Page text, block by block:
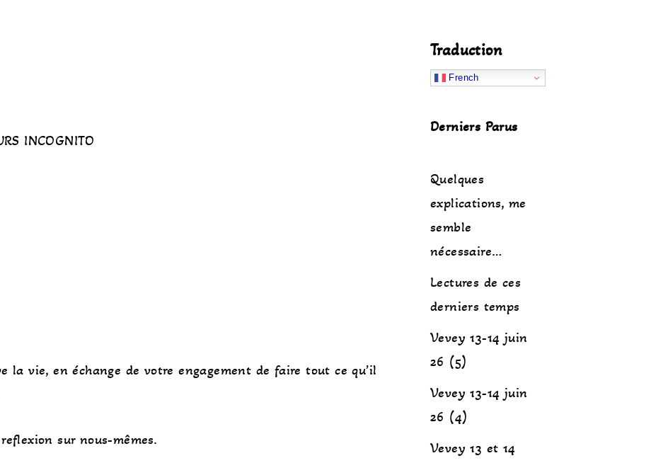
INCOGNITO
la vie, en échange de votre engagement de faire tout ce qu’il
sur nous-mêmes.
Traduction
French
Derniers Parus
Quelques
explications, me
semble
nécessaire…
Lectures de ces
derniers temps
Vevey 13-14 juin
26 (5)
Vevey 13-14 juin
26 (4)
Vevey 13 et 14